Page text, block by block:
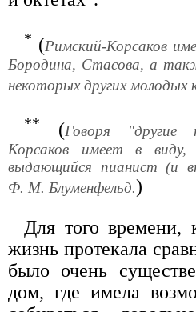
* (Римский-Корсаков
Бородина, Стасова, а
некоторых других молодых
** (Говоря "другие
Корсаков имеет в
выдающийся пианист (и
Ф. М. Блуменфельд.)
Для того времени,
жизнь протекала
было очень
дом, где имела